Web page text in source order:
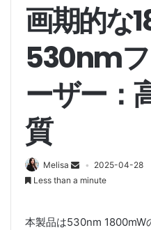
画期的な
530nm
ーザー：
質
Melisa 2025-04-28
Less than a minute
本製品は530nm 1800mW